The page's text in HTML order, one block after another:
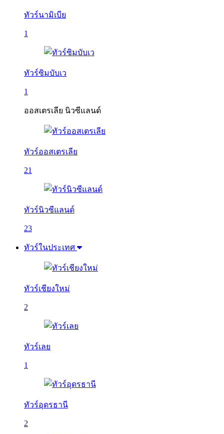
ทัวร์นามิเบีย
1
ทัวร์ซิมบับเว
1
ออสเตรเลีย นิวซีแลนด์
ทัวร์ออสเตรเลีย
21
ทัวร์นิวซีแลนด์
23
ทัวร์ในประเทศ
ทัวร์เชียงใหม่
2
ทัวร์เลย
1
ทัวร์อุดรธานี
2